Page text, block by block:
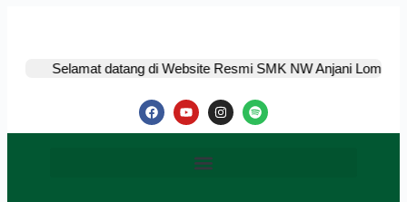
Selamat datang di Website Resmi SMK NW Anjani Lombok Timur